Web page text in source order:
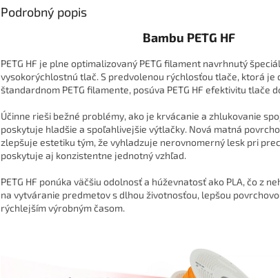
Podrobný popis
Bambu PETG HF
PETG HF je plne optimalizovaný PETG filament navrhnutý
vysokorýchlostnú tlač. S predvolenou rýchlosťou tlače, ktorá je
štandardnom PETG filamente, posúva PETG HF efektivitu tlače
Účinne rieši bežné problémy, ako je krvácanie a zhlukovanie
poskytuje hladšie a spoľahlivejšie výtlačky. Nová matná
zlepšuje estetiku tým, že vyhladzuje nerovnomerný lesk pri
poskytuje aj konzistentne jednotný vzhľad.
PETG HF ponúka väčšiu odolnosť a húževnatosť ako PLA, čo z
na vytváranie predmetov s dlhou životnosťou, lepšou
rýchlejším výrobným časom.